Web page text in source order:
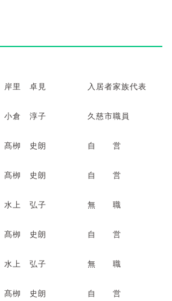
岸里 卓見 入居者家族代表
小倉 淳子 久慈市職員
髙栁 史朗 自 営
髙栁 史朗 自 営
水上 弘子 無 職
髙栁 史朗 自 営
水上 弘子 無 職
髙栁 史朗 自 営